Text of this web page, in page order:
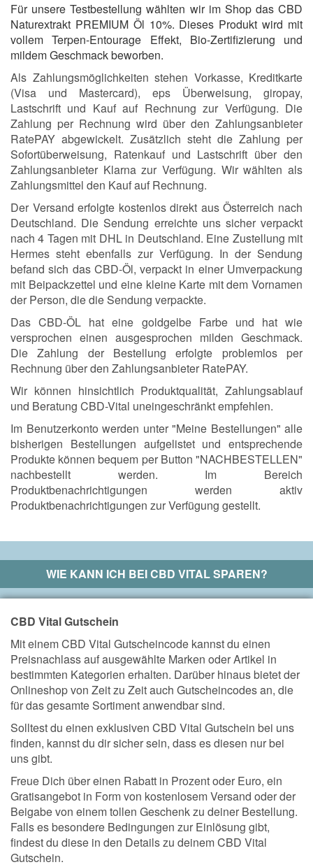
Für unsere Testbestellung wählten wir im Shop das CBD
Naturextrakt PREMIUM Öl 10%. Dieses Produkt wird mit
vollem Terpen-Entourage Effekt, Bio-Zertifizierung und
mildem Geschmack beworben.
Als Zahlungsmöglichkeiten stehen Vorkasse, Kreditkarte
(Visa und Mastercard), eps Überweisung, giropay,
Lastschrift und Kauf auf Rechnung zur Verfügung. Die
Zahlung per Rechnung wird über den Zahlungsanbieter
RatePAY abgewickelt. Zusätzlich steht die Zahlung per
Sofortüberweisung, Ratenkauf und Lastschrift über den
Zahlungsanbieter Klarna zur Verfügung. Wir wählten als
Zahlungsmittel den Kauf auf Rechnung.
Der Versand erfolgte kostenlos direkt aus Österreich nach
Deutschland. Die Sendung erreichte uns sicher verpackt
nach 4 Tagen mit DHL in Deutschland. Eine Zustellung mit
Hermes steht ebenfalls zur Verfügung. In der Sendung
befand sich das CBD-Öl, verpackt in einer Umverpackung
mit Beipackzettel und eine kleine Karte mit dem Vornamen
der Person, die die Sendung verpackte.
Das CBD-ÖL hat eine goldgelbe Farbe und hat wie
versprochen einen ausgesprochen milden Geschmack.
Die Zahlung der Bestellung erfolgte problemlos per
Rechnung über den Zahlungsanbieter RatePAY.
Wir können hinsichtlich Produktqualität, Zahlungsablauf
und Beratung CBD-Vital uneingeschränkt empfehlen.
Im Benutzerkonto werden unter "Meine Bestellungen" alle
bisherigen Bestellungen aufgelistet und entsprechende
Produkte können bequem per Button "NACHBESTELLEN"
nachbestellt werden. Im Bereich
Produktbenachrichtigungen werden aktiv
Produktbenachrichtigungen zur Verfügung gestellt.
WIE KANN ICH BEICBD VITALSPAREN?
CBD Vital Gutschein
Mit einem CBD Vital Gutscheincode kannst du einen
Preisnachlass auf ausgewählte Marken oder Artikel in
bestimmten Kategorien erhalten. Darüber hinaus bietet der
Onlineshop von Zeit zu Zeit auch Gutscheincodes an, die
für das gesamte Sortiment anwendbar sind.
Solltest du einen exklusiven CBD Vital Gutschein bei uns
finden, kannst du dir sicher sein, dass es diesen nur bei
uns gibt.
Freue Dich über einen Rabatt in Prozent oder Euro, ein
Gratisangebot in Form von kostenlosem Versand oder der
Beigabe von einem tollen Geschenk zu deiner Bestellung.
Falls es besondere Bedingungen zur Einlösung gibt,
findest du diese in den Details zu deinem CBD Vital
Gutschein.